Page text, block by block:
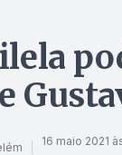
16 maio 2021